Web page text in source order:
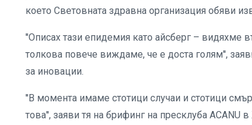
което Световната здравна организация обяви
''Описах тази епидемия като айсберг – видяхме
толкова повече виждаме, че е доста голям'',
за иновации.
''В момента имаме стотици случаи и стотици
това'', заяви тя на брифинг на пресклуба ACANU